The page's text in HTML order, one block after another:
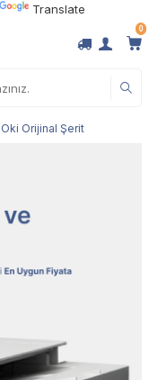
Translate
0
Oki Orijinal Şerit